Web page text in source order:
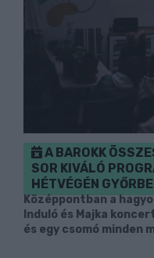
A BAROKK
SOR KIVÁLÓ
HÉTVÉGÉN
Középpontban a
Induló és Majka
és egy csomó minden